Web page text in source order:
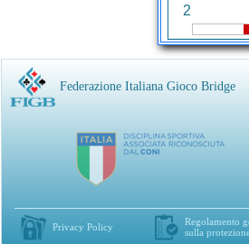
2
Federazione Italiana Gioco Bridge
Privacy Policy
Regolamento
sulla